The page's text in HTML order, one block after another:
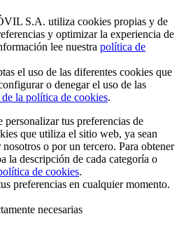
S.A. utiliza cookies propias y de
y optimizar la experiencia de
lee nuestra política de
el uso de las diferentes cookies que
o denegar el uso de las
la política de cookies.
tus preferencias de
que utiliza el sitio web, ya sean
o por un tercero. Para obtener
la descripción de cada categoría o
de cookies.
preferencias en cualquier momento.
necesarias